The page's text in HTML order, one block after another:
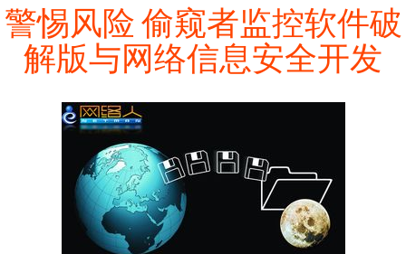
警惕风险 偷窥者监控软件破
解版与网络信息安全开发